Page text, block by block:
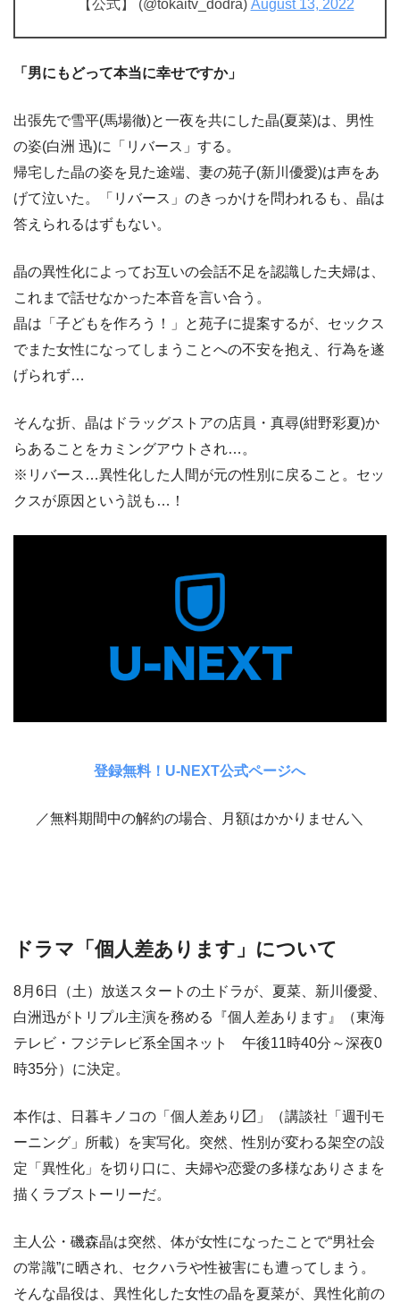
【公式】 (@tokaitv_dodra) August 13, 2022
「男にもどって本当に幸せですか」
出張先で雪平(馬場徹)と一夜を共にした晶(夏菜)は、男性
の姿(白洲 迅)に「リバース」する。
帰宅した晶の姿を見た途端、妻の苑子(新川優愛)は声をあ
げて泣いた。「リバース」のきっかけを問われるも、晶は
答えられるはずもない。
晶の異性化によってお互いの会話不足を認識した夫婦は、
これまで話せなかった本音を言い合う。
晶は「子どもを作ろう！」と苑子に提案するが、セックス
でまた女性になってしまうことへの不安を抱え、行為を遂
げられず…
そんな折、晶はドラッグストアの店員・真尋(紺野彩夏)か
らあることをカミングアウトされ…。
※リバース…異性化した人間が元の性別に戻ること。セッ
クスが原因という説も…！
登録無料！U-NEXT公式ページへ
／無料期間中の解約の場合、月額はかかりません＼
ドラマ「個人差あります」について
8月6日（土）放送スタートの土ドラが、夏菜、新川優愛、
白洲迅がトリプル主演を務める『個人差あります』（東海
テレビ・フジテレビ系全国ネット 午後11時40分～深夜0
時35分）に決定。
本作は、日暮キノコの「個人差あり〼」（講談社「週刊モ
ーニング」所載）を実写化。突然、性別が変わる架空の設
定「異性化」を切り口に、夫婦や恋愛の多様なありさまを
描くラブストーリーだ。
主人公・磯森晶は突然、体が女性になったことで“男社会
の常識”に晒され、セクハラや性被害にも遭ってしまう。
そんな晶役は、異性化した女性の晶を夏菜が、異性化前の